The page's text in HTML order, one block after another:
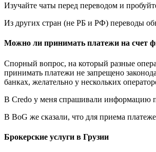
Изучайте чаты перед переводом и
Из других стран (не РБ и РФ) переводы
Можно ли принимать платежи на счет
Спорный вопрос, на который разные
принимать платежи не запрещено
банках, желательно у нескольких
В Credo у меня спрашивали информацию
В BoG же сказали, что для приема
Брокерские услуги в Грузии